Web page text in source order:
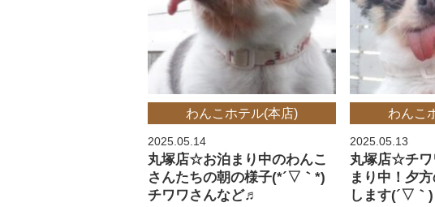
わんこホテル(本店)
2025.05.14
丸塚店☆お泊まり中のわんこ
さんたちの朝の様子(*´▽｀*)
チワワさんなど♬
わんこ
2025.05.13
丸塚店☆チワ
まり中！夕
します(´▽｀)